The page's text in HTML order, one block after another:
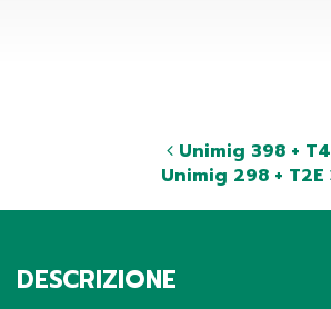
Unimig 398 + T4
Unimig 298 + T2E
DESCRIZIONE